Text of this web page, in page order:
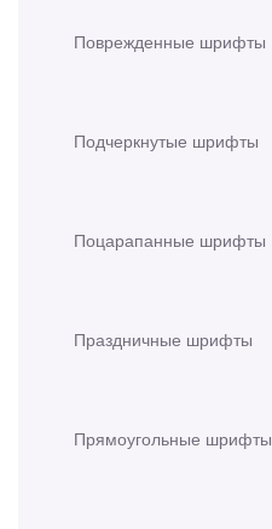
Поврежденные шрифты
Подчеркнутые шрифты
Поцарапанные шрифты
Праздничные шрифты
Прямоугольные шрифты